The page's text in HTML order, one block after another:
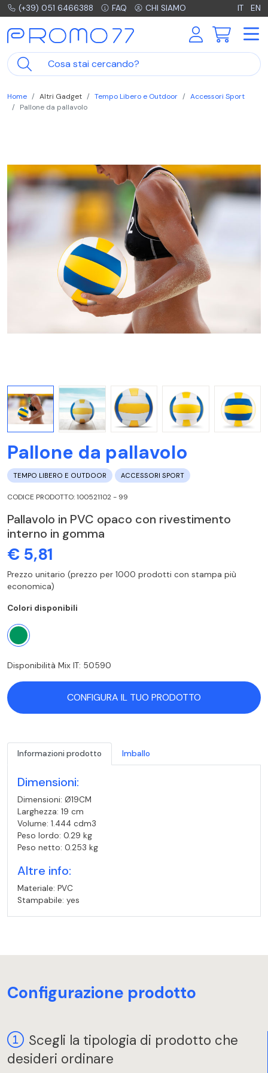
(+39) 051 6466388 FAQ CHI SIAMO IT EN
Home Altri Gadget Tempo Libero e Outdoor
Accessori Sport
Pallone da pallavolo
Pallone da pallavolo
TEMPO LIBERO E OUTDOOR ACCESSORI SPORT
CODICE PRODOTTO: 100521102 - 99
Pallavolo in PVC opaco con rivestimento
interno in gomma
€ 5,81
Prezzo unitario (prezzo per 1000 prodotti con stampa più
economica)
Colori disponibili
Disponibilità Mix IT: 50590
CONFIGURA IL TUO PRODOTTO
Informazioni prodotto Imballo
Dimensioni:
Dimensioni: Ø19CM
Larghezza: 19 cm
Volume: 1.444 cdm3
Peso lordo: 0.29 kg
Peso netto: 0.253 kg
Altre info:
Materiale: PVC
Stampabile: yes
Configurazione prodotto
Scegli la tipologia di prodotto che
desideri ordinare